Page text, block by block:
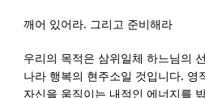
깨어 있어라. 그리고 준비해라
우리의 목적은 삼위일체 하느님의
나라 행복의 현주소일 것입니다. 영
자신을 움직이는 내적인 에너지를